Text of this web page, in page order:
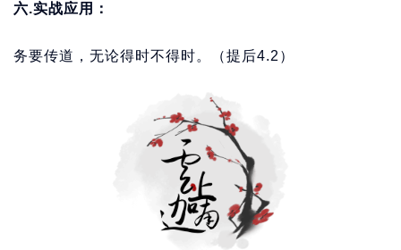
六.实战应用：
务要传道，无论得时不得时。（提后4.2）